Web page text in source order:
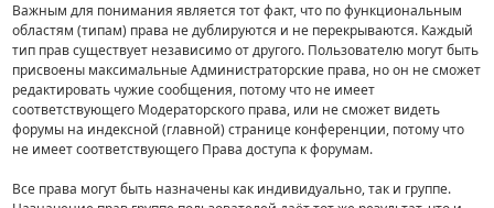
Важным для понимания является тот факт, что по функциональным
областям (типам) права не дублируются и не перекрываются. Каждый
тип прав существует независимо от другого. Пользователю могут быть
присвоены максимальные Администраторские права, но он не сможет
редактировать чужие сообщения, потому что не имеет
соответствующего Модераторского права, или не сможет видеть
форумы на индексной (главной) странице конференции, потому что
не имеет соответствующего Права доступа к форумам.
Все права могут быть назначены как индивидуально, так и группе.